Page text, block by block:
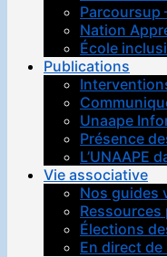
Parcoursup
Nation
École
Publications
Unaape
Présence
L’UNAAPE
Vie associative
Nos guides
Élections
En direct